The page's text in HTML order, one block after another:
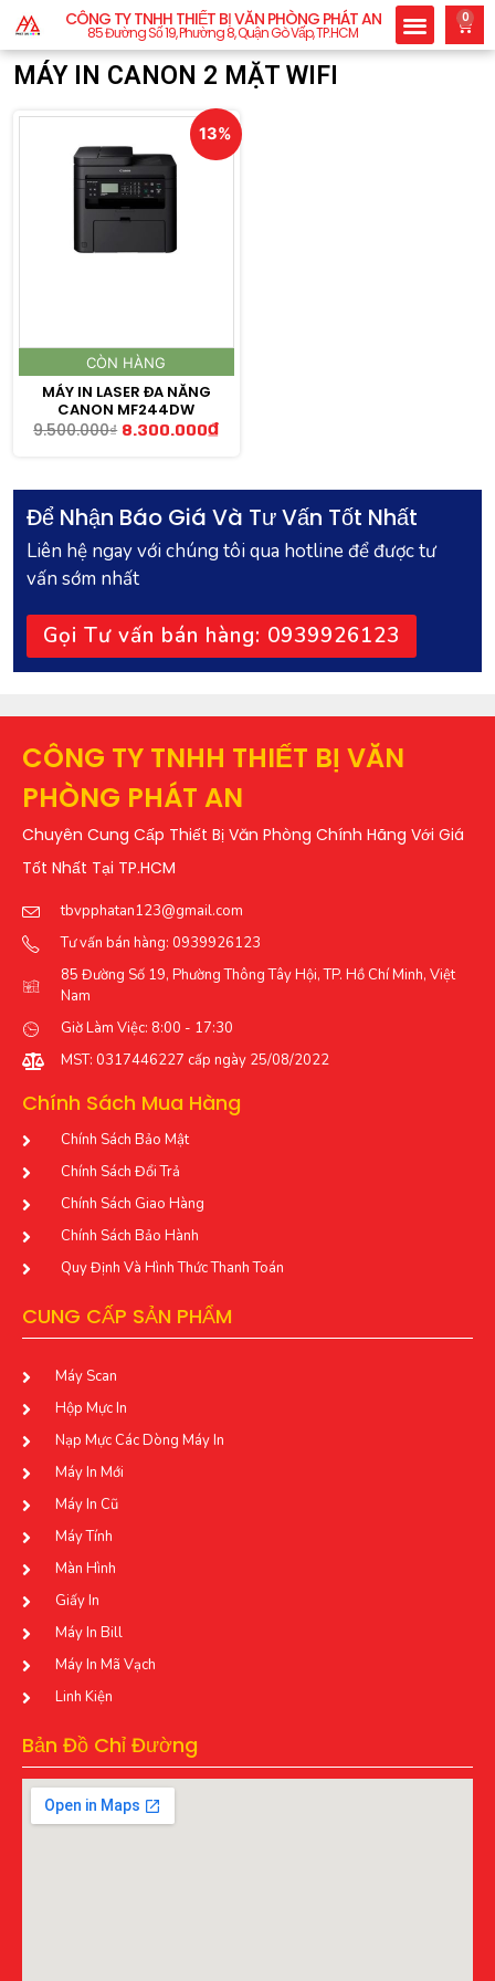
CÔNG TY TNHH THIẾT BỊ VĂN PHÒNG PHÁT AN
85 Đường Số 19, Phường 8, Quận Gò Vấp, TP.HCM
0
MÁY IN CANON 2 MẶT WIFI
13%
CÒN HÀNG
MÁY IN LASER ĐA NĂNG
CANON MF244DW
9.500.000₫ 8.300.000₫
Để Nhận Báo Giá Và Tư Vấn Tốt Nhất
Liên hệ ngay với chúng tôi qua hotline để được tư
vấn sớm nhất
Gọi Tư vấn bán hàng: 0939926123
CÔNG TY TNHH THIẾT BỊ VĂN
PHÒNG PHÁT AN
Chuyên Cung Cấp Thiết Bị Văn Phòng Chính Hãng Với Giá
Tốt Nhất Tại TP.HCM
tbvpphatan123@gmail.com
Tư vấn bán hàng: 0939926123
85 Đường Số 19, Phường Thông Tây Hội, TP. Hồ Chí Minh, Việt
Nam
Giờ Làm Việc: 8:00 - 17:30
MST: 0317446227 cấp ngày 25/08/2022
Chính Sách Mua Hàng
Chính Sách Bảo Mật
Chính Sách Đổi Trả
Chính Sách Giao Hàng
Chính Sách Bảo Hành
Quy Định Và Hình Thức Thanh Toán
CUNG CẤP SẢN PHẨM
Máy Scan
Hộp Mực In
Nạp Mực Các Dòng Máy In
Máy In Mới
Máy In Cũ
Máy Tính
Màn Hình
Giấy In
Máy In Bill
Máy In Mã Vạch
Linh Kiện
Bản Đồ Chỉ Đường